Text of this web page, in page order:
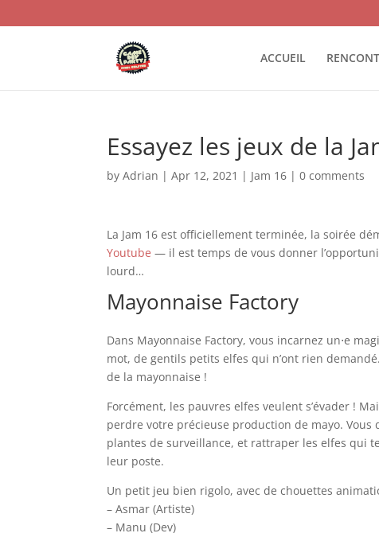
ACCUEIL
Essayez les jeux de la
byAdrian |Apr 12, 2021 | Jam 16 |0 comments
La Jam 16 est officiellement terminée, la soirée
Youtube — il est temps de vous donner
lourd…
Mayonnaise Factory
Dans Mayonnaise Factory, vous incarnez un⋅e
mot, de gentils petits elfes qui n’ont rien
de la mayonnaise !
Forcément, les pauvres elfes veulent s’évader !
perdre votre précieuse production de mayo.
plantes de surveillance, et rattraper les elfes qui
leur poste.
Un petit jeu bien rigolo, avec de chouettes
– Asmar (Artiste)
– Manu (Dev)